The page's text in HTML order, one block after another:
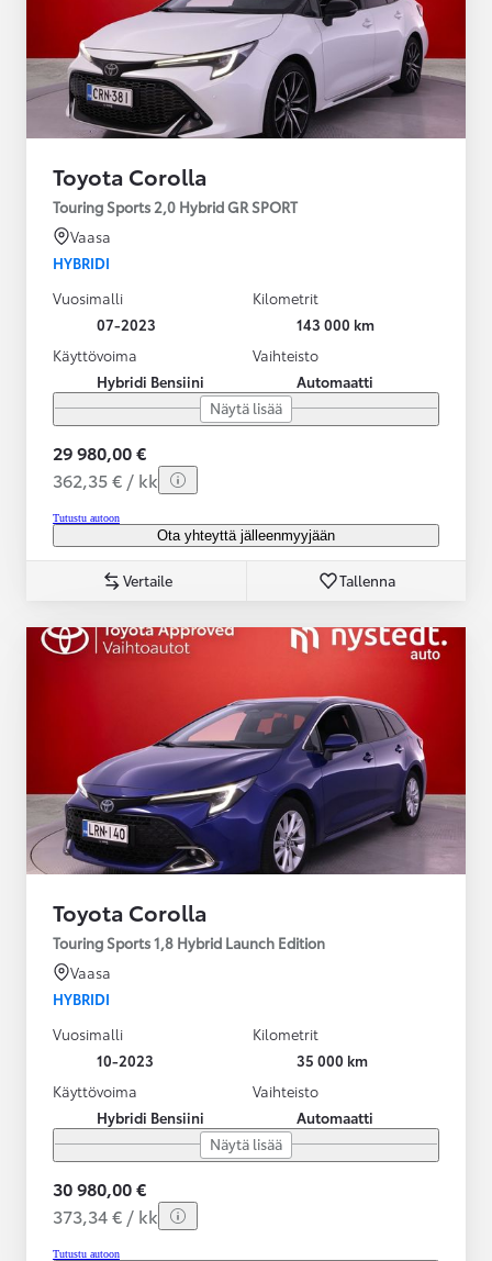
Toyota Corolla
Touring Sports 2,0 Hybrid GR SPORT
Vaasa
HYBRIDI
Vuosimalli
07-2023
Kilometrit
143 000 km
Käyttövoima
Hybridi Bensiini
Vaihteisto
Automaatti
Näytä lisää
29 980,00 €
362,35 € / kk
Tutustu autoon
Ota yhteyttä jälleenmyyjään
Vertaile Tallenna
Toyota Corolla
Touring Sports 1,8 Hybrid Launch Edition
Vaasa
HYBRIDI
Vuosimalli
10-2023
Kilometrit
35 000 km
Käyttövoima
Hybridi Bensiini
Vaihteisto
Automaatti
Näytä lisää
30 980,00 €
373,34 € / kk
Tutustu autoon